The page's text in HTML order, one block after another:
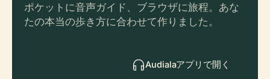
ポケットに音声ガイド、ブラウザに旅程。あな
たの本当の歩き方に合わせて作りました。
Audialaアプリで開く